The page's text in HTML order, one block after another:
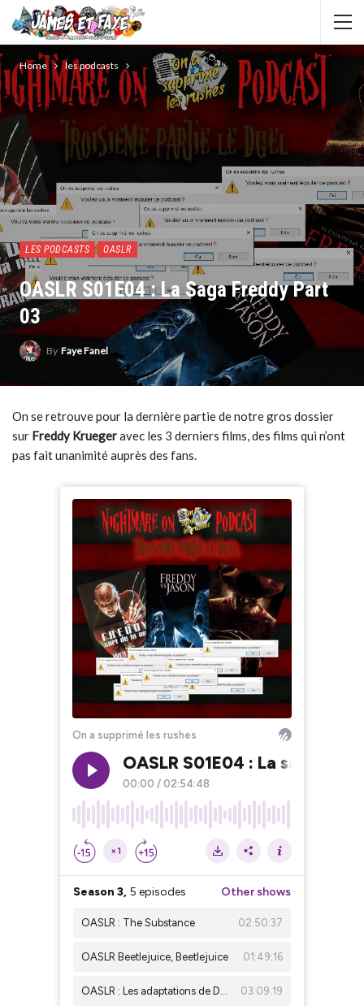
Home les podcasts
LES PODCASTS OASLR
OASLR S01E04 : La Saga Freddy Part
03
By Faye Fanel
On se retrouve pour la dernière partie de notre gros dossier
sur Freddy Kruegeravec les 3 derniers films, des films qui n’ont
pas fait unanimité auprès des fans.